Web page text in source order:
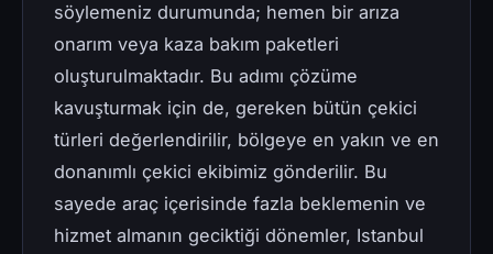
söylemeniz durumunda; hemen bir arıza
onarım veya kaza bakım paketleri
oluşturulmaktadır. Bu adımı çözüme
kavuşturmak için de, gereken bütün çekici
türleri değerlendirilir, bölgeye en yakın ve en
donanımlı çekici ekibimiz gönderilir. Bu
sayede araç içerisinde fazla beklemenin ve
hizmet almanın geciktiği dönemler, Istanbul